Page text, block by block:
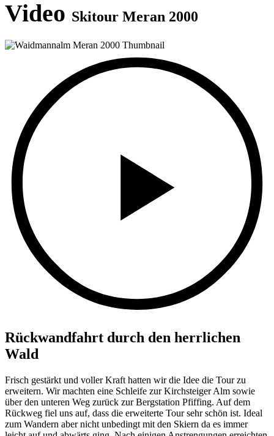
Video Skitour Meran 2000
Rückwandfahrt durch den herrlichen
Wald
Frisch gestärkt und voller Kraft hatten wir die Idee die Tour zu
erweitern. Wir machten eine Schleife zur Kirchsteiger Alm sowie
über den unteren Weg zurück zur Bergstation Pfiffing. Auf dem
Rückweg fiel uns auf, dass die erweiterte Tour sehr schön ist. Ideal
zum Wandern aber nicht unbedingt mit den Skiern da es immer